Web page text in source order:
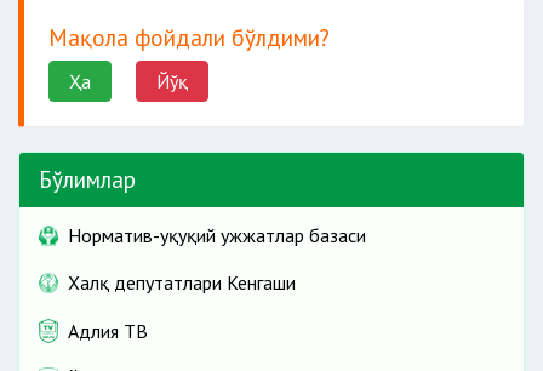
Мақола фойдали бўлдими?
Ҳа Йўқ
Бўлимлар
Норматив-ҳуқуқий ҳужжатлар базаси
Халқ депутатлари Кенгаши
Адлия ТВ